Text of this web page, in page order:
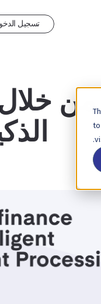
تسجيل
خلال